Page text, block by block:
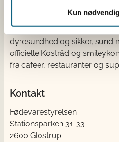
Kun
Erhvervsministeriet. Styrelsen
dyresundhed og sikker, sund
officielle Kostråd og
fra cafeer, restauranter og
Kontakt
Fødevarestyrelsen
Stationsparken 31-33
2600 Glostrup